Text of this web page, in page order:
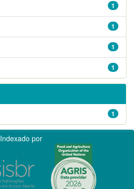
1
1
1
1
1
Indexado por